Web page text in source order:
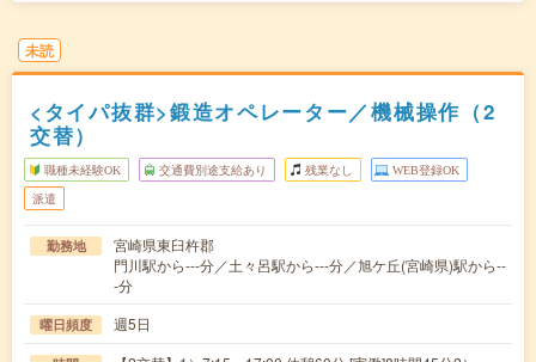
未読
<タイパ抜群>鍛造オペレーター／機械操作（2
交替）
職種未経験OK 交通費別途支給あり 残業なし WEB登録OK
派遣
勤務地
宮崎県東臼杵郡
門川駅から---分／土々呂駅から---分／旭ケ丘(宮崎県)駅から--
-分
曜日頻度 週5日